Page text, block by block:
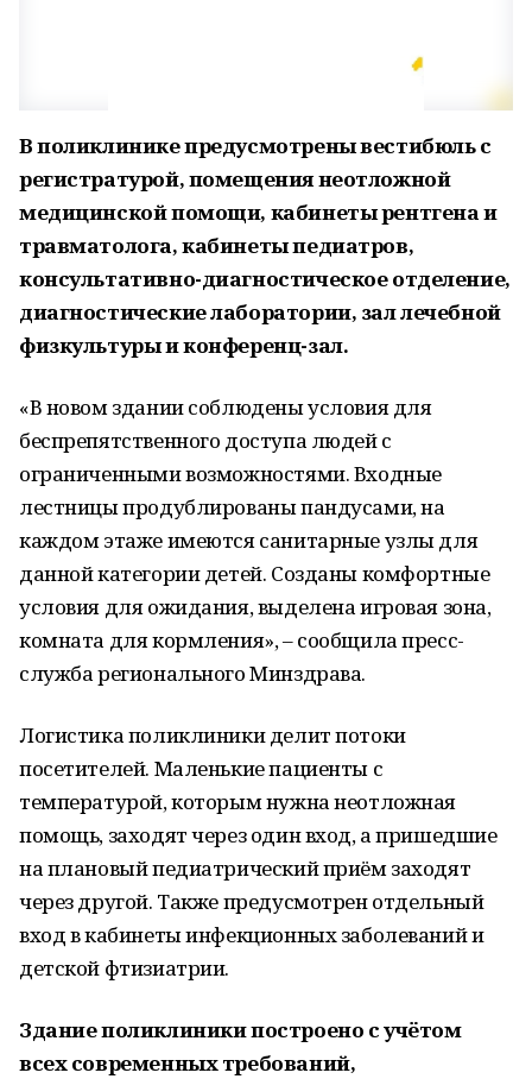
В поликлинике предусмотрены вестибюль с
регистратурой, помещения неотложной
медицинской помощи, кабинеты рентгена и
травматолога, кабинеты педиатров,
консультативно-диагностическое отделение,
диагностические лаборатории, зал лечебной
физкультуры и конференц-зал.
«В новом здании соблюдены условия для
беспрепятственного доступа людей с
ограниченными возможностями. Входные
лестницы продублированы пандусами, на
каждом этаже имеются санитарные узлы для
данной категории детей. Созданы комфортные
условия для ожидания, выделена игровая зона,
комната для кормления», ‒ сообщила пресс-
служба регионального Минздрава.
Логистика поликлиники делит потоки
посетителей. Маленькие пациенты с
температурой, которым нужна неотложная
помощь, заходят через один вход, а пришедшие
на плановый педиатрический приём заходят
через другой. Также предусмотрен отдельный
вход в кабинеты инфекционных заболеваний и
детской фтизиатрии.
Здание поликлиники построено с учётом
всех современных требований,